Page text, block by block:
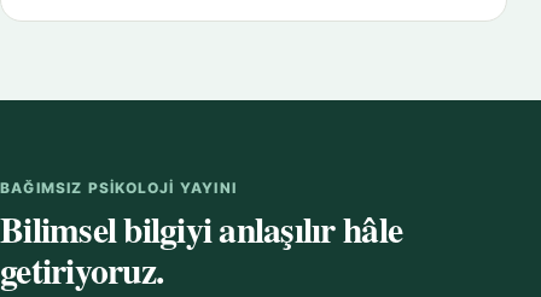
BAĞIMSIZ PSIKOLOJI YAYINI
Bilimsel bilgiyi anlaşılır hâle
getiriyoruz.